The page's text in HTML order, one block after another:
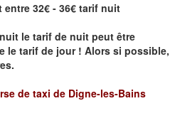
32€ - 36€ tarif nuit
le tarif de nuit peut être
le tarif de jour ! Alors si possible,
de taxi de Digne-les-Bains